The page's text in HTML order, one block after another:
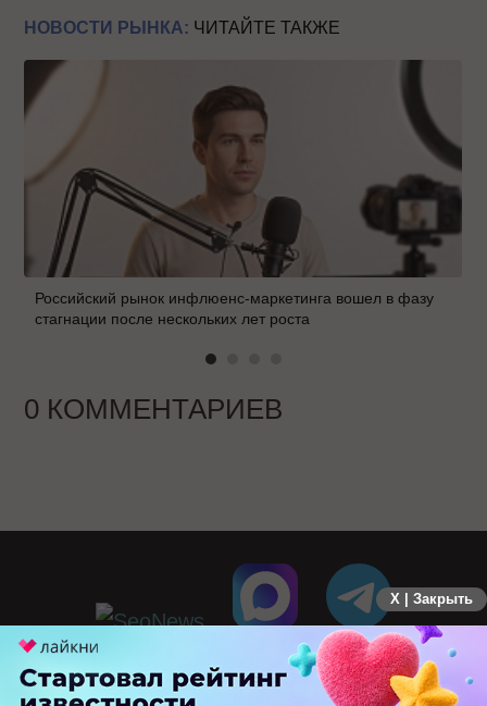
НОВОСТИ РЫНКА: ЧИТАЙТЕ ТАКЖЕ
Российский рынок инфлюенс-маркетинга вошел в фазу
стагнации после нескольких лет роста
0 КОММЕНТАРИЕВ
X | Закрыть
ПЕРЕЙТИ НА ПОЛНУЮ ВЕРСИЮ
© SEOnews.ru Все права защищены. 2026